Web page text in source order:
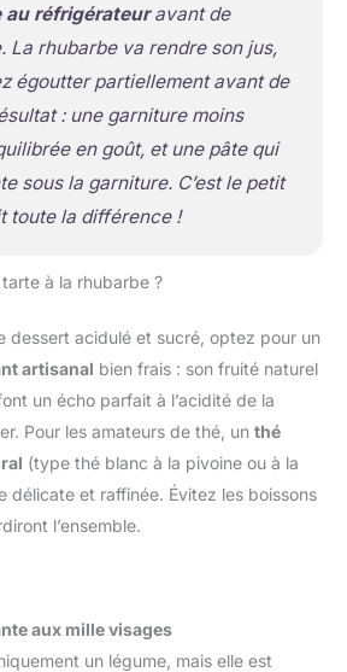
au réfrigérateuravant de
La rhubarbe va rendre son jus,
égoutter partiellement avant de
: une garniture moins
en goût, et une pâte qui
sous la garniture. C’est le petit
toute la différence !
à la rhubarbe ?
dessert acidulé et sucré, optez pour un
artisanal bien frais : son fruité naturel
un écho parfait à l’acidité de la
Pour les amateurs de thé, un thé
(type thé blanc à la pivoine ou à la
délicate et raffinée. Évitez les boissons
l’ensemble.
aux mille visages
un légume, mais elle est